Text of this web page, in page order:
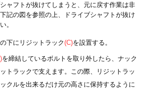
ャフトが抜けてしまうと、元に戻す作業は非
記の図を参照の上、ドライブシャフトが抜け
。
下にリジットラック(C)を設置する。
を締結しているボルトを取り外したら、ナック
トラックで支えます。この際、リジットラッ
クルを出来るだけ元の高さに保持するように